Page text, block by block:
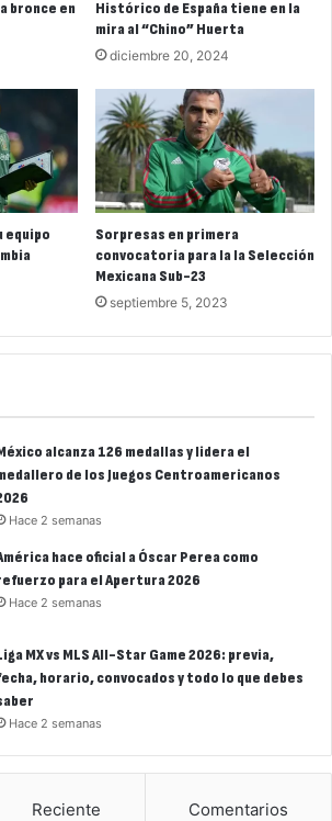
bronce en
Histórico de España tiene en la
mira al “Chino” Huerta
diciembre 20, 2024
equipo
Sorpresas en primera
convocatoria para la la Selección
Mexicana Sub-23
septiembre 5, 2023
alcanza 126 medallas y lidera el
de los Juegos Centroamericanos
Hace 2 semanas
hace oficial a Óscar Perea como
para el Apertura 2026
Hace 2 semanas
MX vs MLS All-Star Game 2026: previa,
horario, convocados y todo lo que debes
Hace 2 semanas
Reciente Comentarios